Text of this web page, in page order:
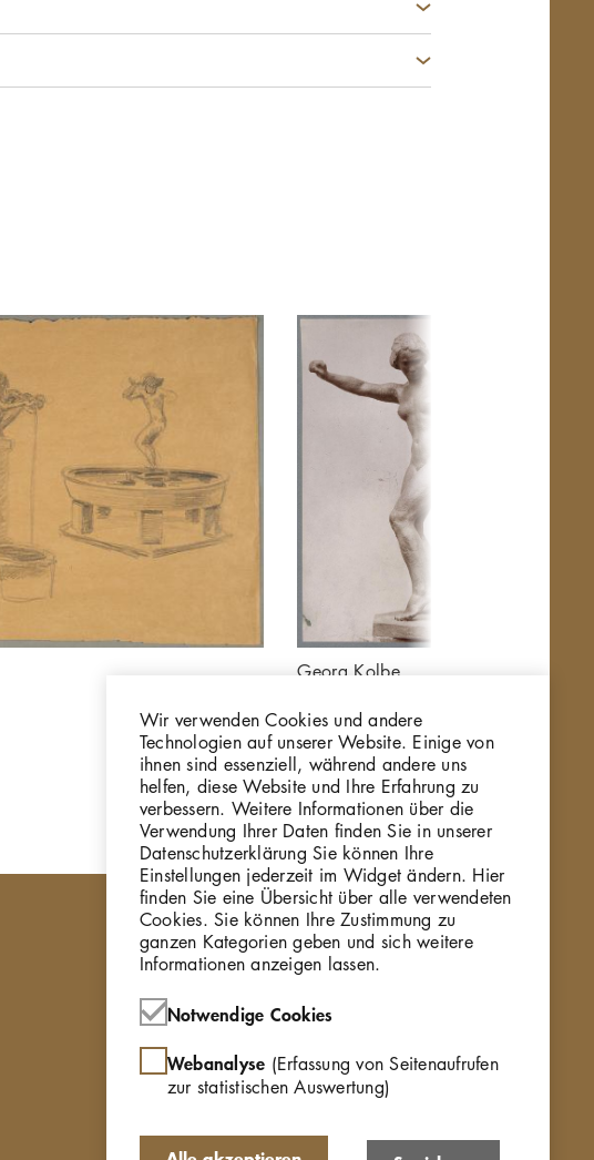
Georg Kolbe
Bronze
GKFo-0081_001
Wir verwenden Cookies und andere
Technologien auf unserer Website. Einige von
ihnen sind essenziell, während andere uns
helfen, diese Website und Ihre Erfahrung zu
verbessern. Weitere Informationen über die
Verwendung Ihrer Daten finden Sie in unserer
Datenschutzerklärung Sie können Ihre
Einstellungen jederzeit im Widget ändern. Hier
finden Sie eine Übersicht über alle verwendeten
Cookies. Sie können Ihre Zustimmung zu
ganzen Kategorien geben und sich weitere
Informationen anzeigen lassen.
Notwendige Cookies
Webanalyse (Erfassung von Seitenaufrufen
zur statistischen Auswertung)